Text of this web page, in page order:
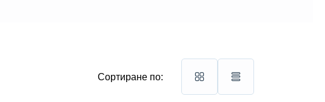
Сортиране по: